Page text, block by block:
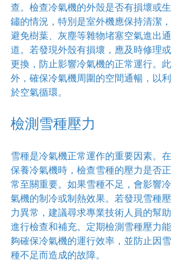
查。檢查冷氣機的外殼是否有損壞或生
鏽的情況，特別是室外機應保持清潔，
避免樹葉、灰塵等雜物堵塞空氣進出通
道。若發現外殼有損壞，應及時修理或
更換，防止影響冷氣機的正常運行。此
外，確保冷氣機周圍的空間通暢，以利
於空氣循環。
檢測雪種壓力
雪種是冷氣機正常運作的重要因素。在
保養冷氣機時，檢查雪種的壓力是否正
常至關重要。如果雪種不足，會影響冷
氣機的制冷或制熱效果。若發現雪種壓
力異常，建議尋求專業技術人員的幫助
進行檢查和補充。定期檢測雪種壓力能
夠確保冷氣機的運行效率，並防止因雪
種不足而造成的故障。